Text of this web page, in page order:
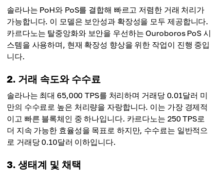
솔라나는 PoH와 PoS를 결합해 빠르고 저렴한 거래 처리가
가능합니다. 이 모델은 보안성과 확장성을 모두 제공합니다.
카르다노는 탈중앙화와 보안을 우선하는 Ouroboros PoS 시
스템을 사용하며, 현재 확장성 향상을 위한 작업이 진행 중입
니다.
2. 거래 속도와 수수료
솔라나는 최대 65,000 TPS를 처리하며 거래당 0.01달러 미
만의 수수료로 높은 처리량을 자랑합니다. 이는 가장 경제적
이고 빠른 블록체인 중 하나입니다. 카르다노는 250 TPS로
더 지속 가능한 효율성을 목표로 하지만, 수수료는 일반적으
로 거래당 0.10달러 이하입니다.
3. 생태계 및 채택